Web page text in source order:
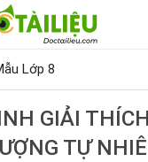
Lớp 8
GIẢI
TỰ